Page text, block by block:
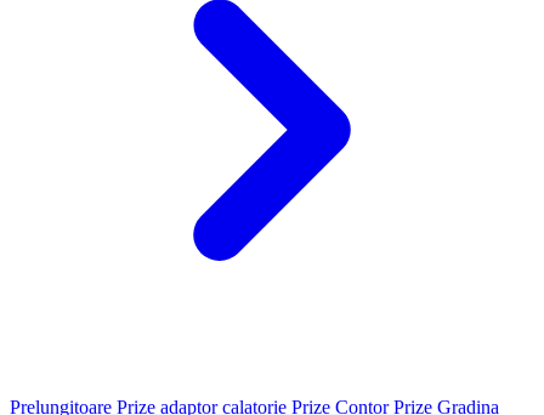
Prelungitoare Prize adaptor calatorie Prize ContorPrize Gradina